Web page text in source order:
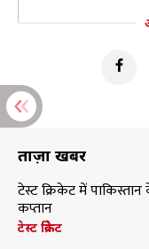
ताज़ा खबरें
टेस्ट क्रिकेट में
कप्तान
टेस्ट क्रिकेट